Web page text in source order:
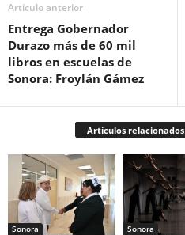
Artículo anterior
Entrega Gobernador
Durazo más de 60 mil
libros en escuelas de
Sonora: Froylán Gámez
Artículos relacionados
Sonora Sonora